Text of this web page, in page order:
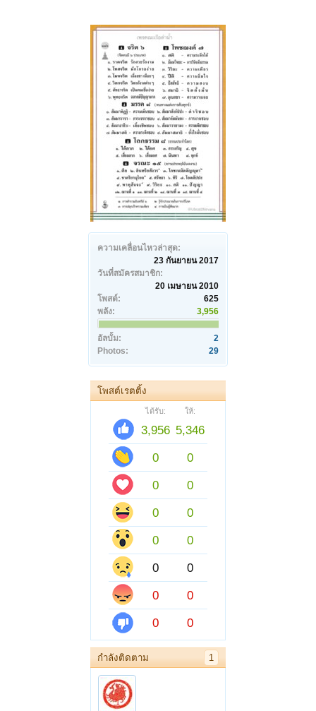
ความเคลื่อนไหวล่าสุด:
23 กันยายน 2017
วันที่สมัครสมาชิก:
20 เมษายน 2010
โพสต์:
625
พลัง:
3,956
อัลบั้ม:
2
Photos:
29
โพสต์เรตติ้ง
ได้รับ: ให้:
3,956 5,346
0
0
0
0
0
0
0
0
0
0
0
0
0
0
กำลังติดตาม 1